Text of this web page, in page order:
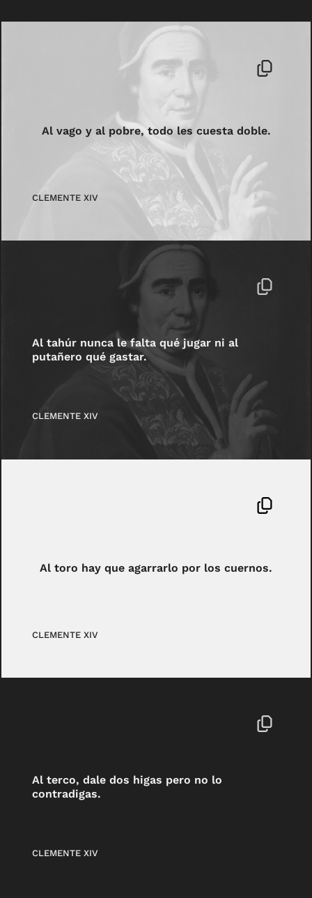
Al vago y al pobre, todo les cuesta doble.
CLEMENTE XIV
Al tahúr nunca le falta qué jugar ni al
putañero qué gastar.
CLEMENTE XIV
Al toro hay que agarrarlo por los cuernos.
CLEMENTE XIV
Al terco, dale dos higas pero no lo
contradigas.
CLEMENTE XIV